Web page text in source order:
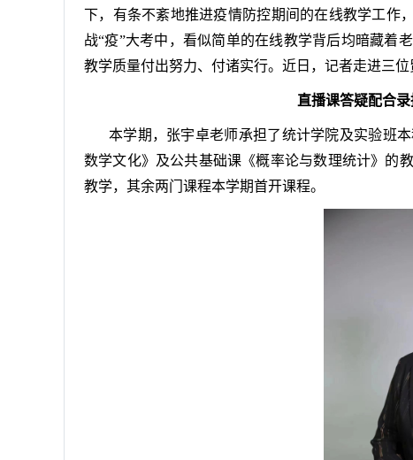
下，有条不紊地推进疫情防控期间的在线教学工作
战“疫”大考中，看似简单的在线教学背后均暗藏着
教学质量付出努力、付诸实行。近日，记者走进三
直播课答疑配合
本学期，张宇卓老师承担了统计学院及实验班
数学文化》及公共基础课《概率论与数理统计》的
教学，其余两门课程本学期首开课程。